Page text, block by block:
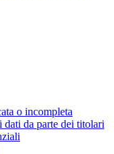
o incompleta
dati da parte dei titolari